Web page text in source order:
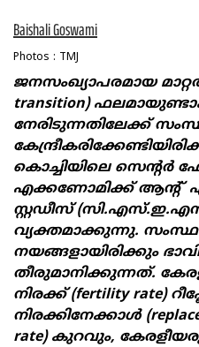
Baishali Goswami
Photos : TMJ
ജനസംഖ്യാപരമായ
transition)
നേരിടുന്നതിലേക്ക്
കൊച്ചിയിലെ സെന്‍റർ
എക്കണോമിക്ക് ആന്‍റ്
സ്റ്റഡീസ്
വ്യക്തമാക്കുന്നു.
നയങ്ങളായിരിക്കും
തീരുമാനിക്കുന്നത്.
നിരക്ക് (fertility rate)
നിരക്കിനേക്കാൾ (
rate) കുറവും,